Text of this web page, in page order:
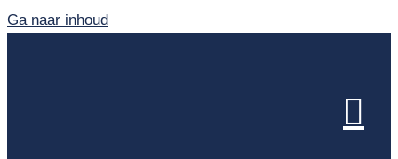
Ga naar inhoud